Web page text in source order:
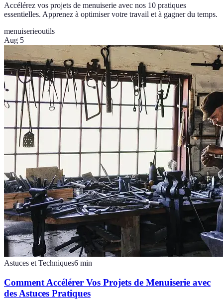
Accélérez vos projets de menuiserie avec nos 10 pratiques
essentielles. Apprenez à optimiser votre travail et à gagner du temps.
menuiserieoutils
Aug 5
Astuces et Techniques6 min
Comment Accélérer Vos Projets de Menuiserie avec
des Astuces Pratiques